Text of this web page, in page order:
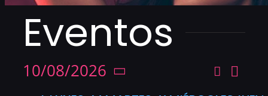
Eventos
Buscar
Mes
10/08/2026